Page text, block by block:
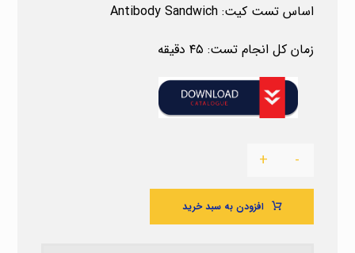
اساس تست کیت: Antibody Sandwich
زمان کل انجام تست: ۴۵ دقیقه
-
+
افزودن به سبد خرید